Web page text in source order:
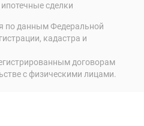
ипотечные сделки
по данным Федеральной
кадастра и
договорам
с физическими лицами.